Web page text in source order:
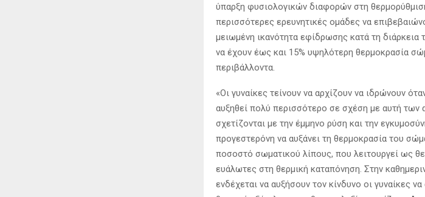
ύπαρξη φυσιολογικών διαφορών στη
περισσότερες ερευνητικές ομάδες να
μειωμένη ικανότητα εφίδρωσης κατά τη διάρκεια
να έχουν έως και 15% υψηλότερη θερμοκρασία
περιβάλλοντα.
«Οι γυναίκες τείνουν να αρχίζουν να ιδρώνουν
αυξηθεί πολύ περισσότερο σε σχέση με αυτή των
σχετίζονται με την έμμηνο ρύση και την
προγεστερόνη να αυξάνει τη θερμοκρασία του
ποσοστό σωματικού λίπους, που λειτουργεί ως
ευάλωτες στη θερμική καταπόνηση. Στην
ενδέχεται να αυξήσουν τον κίνδυνο οι γυναίκες